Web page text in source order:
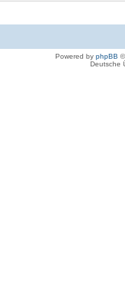
Powered by phpBB
Deutsche